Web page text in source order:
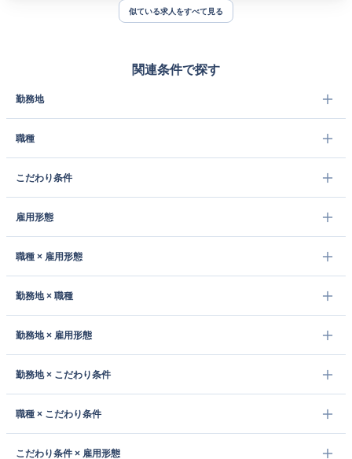
似ている求人をすべて見る
関連条件で探す
勤務地
職種
こだわり条件
雇用形態
職種 × 雇用形態
勤務地 × 職種
勤務地 × 雇用形態
勤務地 × こだわり条件
職種 × こだわり条件
こだわり条件 × 雇用形態